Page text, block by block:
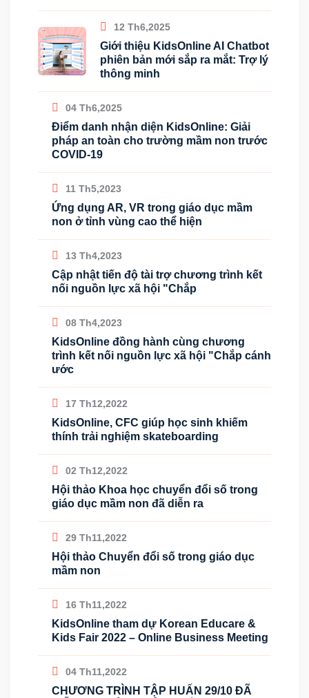
12 Th6,2025
Giới thiệu KidsOnline AI Chatbot
phiên bản mới sắp ra mắt: Trợ lý
thông minh
04 Th6,2025
Điểm danh nhận diện KidsOnline: Giải
pháp an toàn cho trường mầm non trước
COVID-19
11 Th5,2023
Ứng dụng AR, VR trong giáo dục mầm
non ở tỉnh vùng cao thể hiện
13 Th4,2023
Cập nhật tiến độ tài trợ chương trình kết
nối nguồn lực xã hội "Chắp
08 Th4,2023
KidsOnline đồng hành cùng chương
trình kết nối nguồn lực xã hội "Chắp cánh
ước
17 Th12,2022
KidsOnline, CFC giúp học sinh khiếm
thính trải nghiệm skateboarding
02 Th12,2022
Hội thảo Khoa học chuyển đổi số trong
giáo dục mầm non đã diễn ra
29 Th11,2022
Hội thảo Chuyển đổi số trong giáo dục
mầm non
16 Th11,2022
KidsOnline tham dự Korean Educare &
Kids Fair 2022 – Online Business Meeting
04 Th11,2022
CHƯƠNG TRÌNH TẬP HUẤN 29/10 ĐÃ